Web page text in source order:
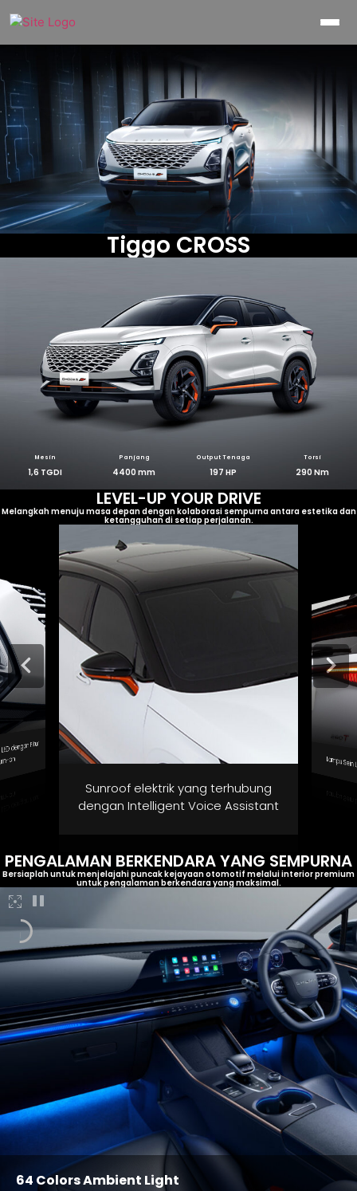
Tiggo CROSS
Mesin Panjang Output Tenaga Torsi
1,6 TGDI 4400 mm 197 HP 290 Nm
LEVEL-UP YOUR DRIVE
Melangkah menuju masa depan dengan kolaborasi sempurna antara estetika dan
ketangguhan di setiap perjalanan.
dengan Fitur
on
Sunroof elektrik yang terhubung
dengan Intelligent Voice Assistant
Lampu
PENGALAMAN BERKENDARA YANG SEMPURNA
Bersiaplah untuk menjelajahi puncak kejayaan otomotif melalui interior premium
untuk pengalaman berkendara yang maksimal.
64 Colors Ambient Light